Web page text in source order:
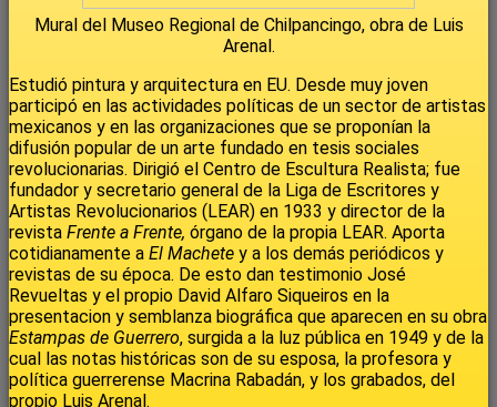
Mural del Museo Regional de Chilpancingo, obra de Luis
Arenal.
Estudió pintura y arquitectura en EU. Desde muy joven
participó en las actividades políticas de un sector de artistas
mexicanos y en las organizaciones que se proponían la
difusión popular de un arte fundado en tesis sociales
revolucionarias. Dirigió el Centro de Escultura Realista; fue
fundador y secretario general de la Liga de Escritores y
Artistas Revolucionarios (LEAR) en 1933 y director de la
revista Frente a Frente, órgano de la propia LEAR. Aporta
cotidianamente a El Machete y a los demás periódicos y
revistas de su época. De esto dan testimonio José
Revueltas y el propio David Alfaro Siqueiros en la
presentacion y semblanza biográfica que aparecen en su obra
Estampas de Guerrero, surgida a la luz pública en 1949 y de la
cual las notas históricas son de su esposa, la profesora y
política guerrerense Macrina Rabadán, y los grabados, del
propio Luis Arenal.